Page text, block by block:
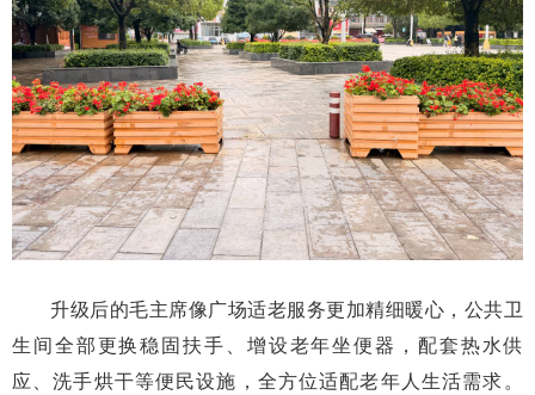
升级后的毛主席像广场适老服务更加精细暖心，公共卫
生间全部更换稳固扶手、增设老年坐便器，配套热水供
应、洗手烘干等便民设施，全方位适配老年人生活需求。